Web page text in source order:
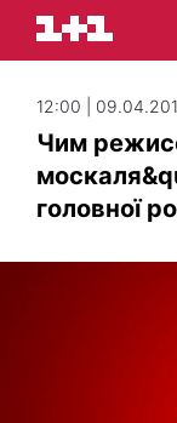
12:00 |
Чим
головної